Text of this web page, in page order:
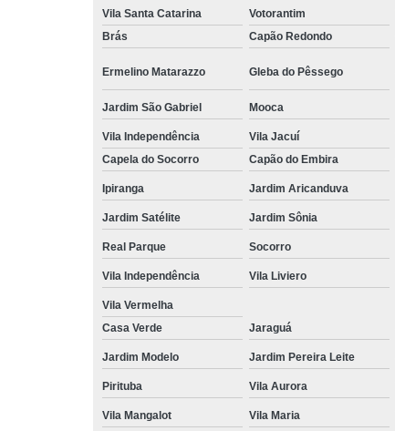
Vila Santa Catarina Votorantim
Brás
Capão Redondo
Ermelino Matarazzo Gleba do Pêssego
Jardim São Gabriel Mooca
Vila Independência Vila Jacuí
Capela do Socorro
Capão do Embira
Ipiranga Jardim Aricanduva
Jardim Satélite Jardim Sônia
Real Parque Socorro
Vila Independência Vila Liviero
Vila Vermelha
Casa Verde
Jaraguá
Jardim Modelo Jardim Pereira Leite
Pirituba Vila Aurora
Vila Mangalot Vila Maria